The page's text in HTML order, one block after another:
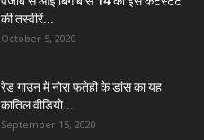
की तस्वीरें...
October 5, 2020
रेड गाउन में नोरा फतेही के डांस का यह
कातिल वीडियो...
September 15, 2020